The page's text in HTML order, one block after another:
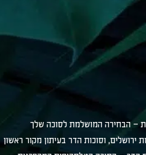
– הבחירה המושלמת לסוכה שלך
ירושלים, וסוכות הדר בעיתון מקור ראשון